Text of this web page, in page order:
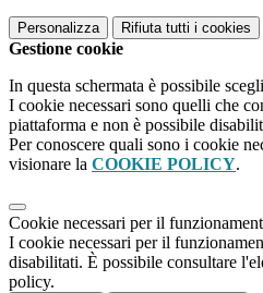
Personalizza Rifiuta tutti i cookies
Gestione cookie
In questa schermata è possibile
I cookie necessari sono quelli che
piattaforma e non è possibile
Per conoscere quali sono i cookie
visionare la COOKIE POLICY.
Cookie necessari per il
I cookie necessari per il
disabilitati. È possibile consultare
policy.